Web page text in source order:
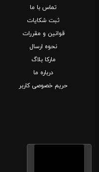
تماس با ما
ثبت شکایات
قوانین و مقررات
نحوه ارسال
مارکا بلاگ
درباره ما
حریم خصوصی کاربر